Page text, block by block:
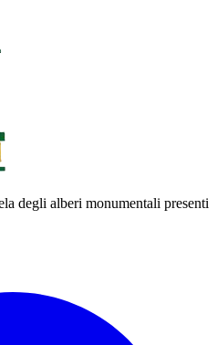
degli alberi monumentali presenti